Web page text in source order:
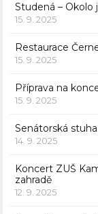
Studená – Okolo
15. 9. 2025
Restaurace
15. 9. 2025
Příprava na
15. 9. 2025
Senátorská
14. 9. 2025
Koncert ZUŠ
zahradě
12. 9. 2025